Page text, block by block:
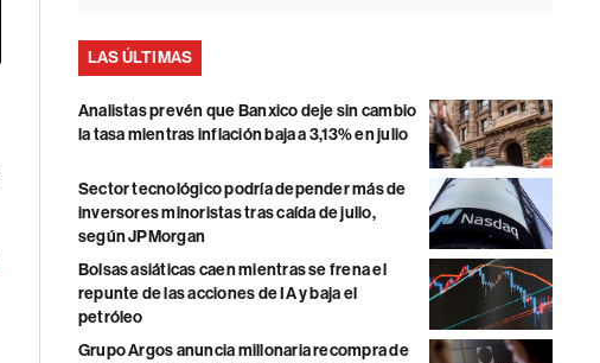
LAS ÚLTIMAS
Analistas prevén que Banxico deje sin cambio
la tasa mientras inflación baja a 3,13% en julio
Sector tecnológico podría depender más de
inversores minoristas tras caída de julio,
según JPMorgan
Bolsas asiáticas caen mientras se frena el
repunte de las acciones de IA y baja el
petróleo
Grupo Argos anuncia millonaria recompra de